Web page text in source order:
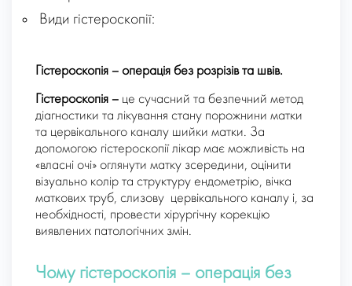
Види гістероскопії:
Гістероскопія – операція без розрізів та швів.
Гістероскопія – це сучасний та безпечний метод
діагностики та лікування стану порожнини матки
та цервікального каналу шийки матки. За
допомогою гістероскопії лікар має можливість на
«власні очі» оглянути матку зсередини, оцінити
візуально колір та структуру ендометрію, вічка
маткових труб, слизову цервікального каналу і, за
необхідності, провести хірургічну корекцію
виявлених патологічних змін.
Чому гістероскопія – операція без